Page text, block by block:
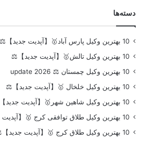
دسته‌ها
10 بهترین وکیل پارس آباد🥇【آپدیت جدید】⚖️
10 بهترین وکیل تالش🥇【آپدیت جدید】⚖️
10 بهترین وکیل چمستان ⚖️ update 2026
10 بهترین وکیل خلخال 🥇【آپدیت جدید】⚖️
10 بهترین وکیل شاهین شهر🥇【آپدیت جدید】⚖️
10 بهترین وکیل طلاق توافقی کرج 🥇【آپدیت جدید】⚖️
10 بهترین وکیل طلاق کرج 🥇【آپدیت جدید】⚖️